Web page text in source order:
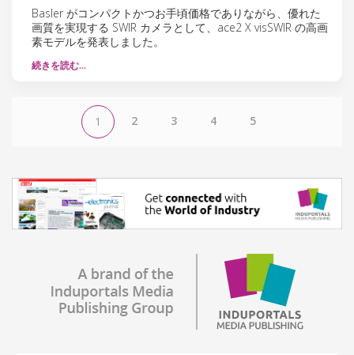
Basler がコンパクトかつお手頃価格でありながら、優れた
画質を実現する SWIR カメラとして、ace2 X visSWIR の高画
素モデルを発表しました。
続きを読む…
1 2 3 4 5